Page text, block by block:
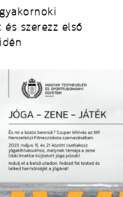
szerezz első